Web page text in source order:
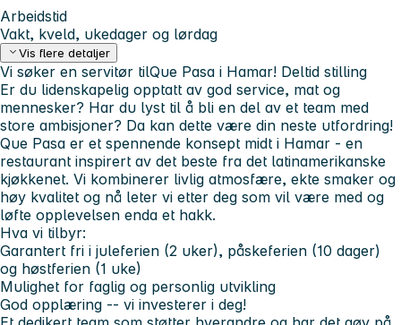
Arbeidstid
Vakt, kveld, ukedager og lørdag
Vis flere detaljer
Vi søker en servitør tilQue Pasa i Hamar! Deltid stilling
Er du lidenskapelig opptatt av god service, mat og
mennesker? Har du lyst til å bli en del av et team med
store ambisjoner? Da kan dette være din neste utfordring!
Que Pasa er et spennende konsept midt i Hamar - en
restaurant inspirert av det beste fra det latinamerikanske
kjøkkenet. Vi kombinerer livlig atmosfære, ekte smaker og
høy kvalitet og nå leter vi etter deg som vil være med og
løfte opplevelsen enda et hakk.
Hva vi tilbyr:
Garantert fri i juleferien (2 uker), påskeferien (10 dager)
og høstferien (1 uke)
Mulighet for faglig og personlig utvikling
God opplæring -- vi investerer i deg!